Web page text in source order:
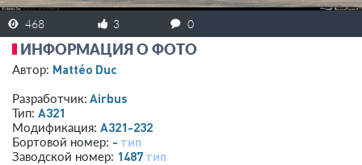
ЗАРЕГИСТРИРОВАТЬСЯ
468 3 0
ИНФОРМАЦИЯ О ФОТО
Автор: Mattéo Duc
Разработчик: Airbus
Тип: A321
Модификация: A321-232
Бортовой номер: - тип
Заводской номер: 1487 тип